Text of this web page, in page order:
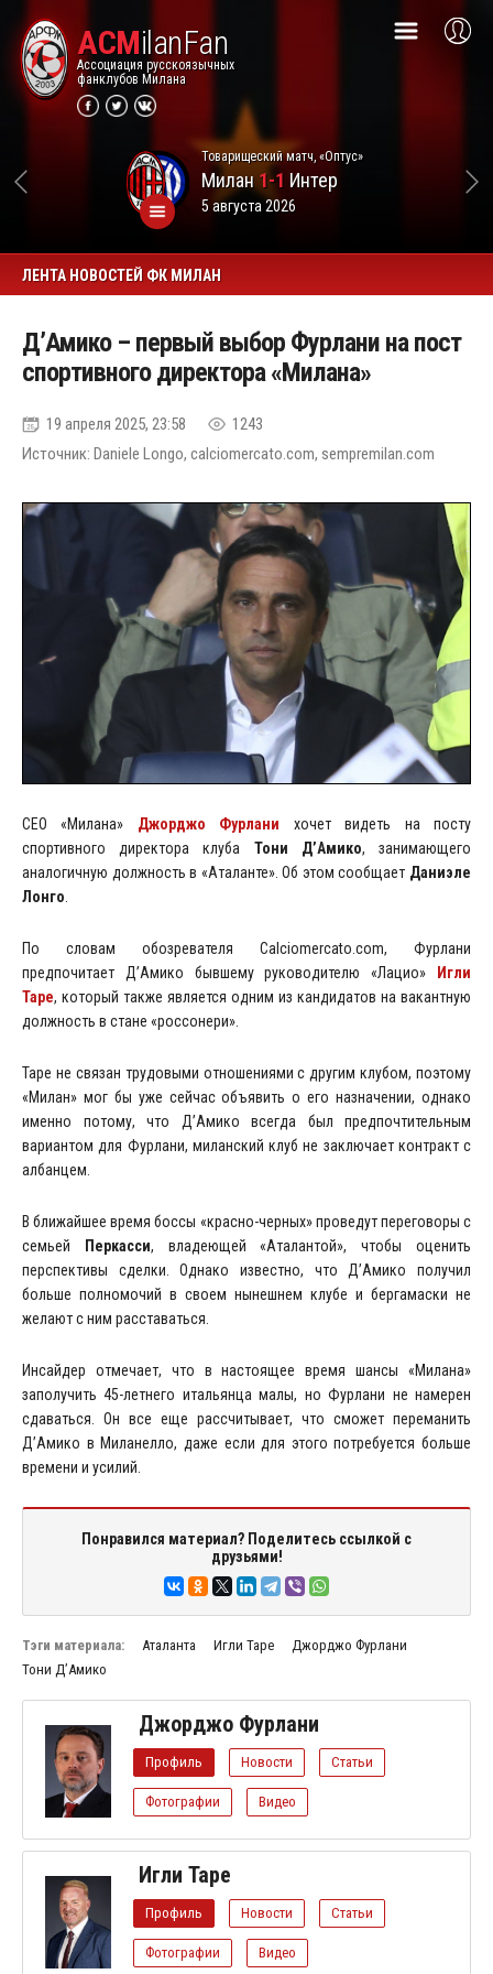
ACMilanFan
Ассоциация русскоязычных
фанклубов Милана
Товарищеский матч, «Оптус»
Милан1-1 Интер
5 августа 2026
ЛЕНТА НОВОСТЕЙ ФК МИЛАН
Д’Амико – первый выбор Фурлани на пост
спортивного директора «Милана»
19 апреля 2025, 23:58
1243
Источник: Daniele Longo, calciomercato.com, sempremilan.com
CEO «Милана» Джорджо Фурлани хочет видеть на посту
спортивного директора клуба Тони Д’Амико, занимающего
аналогичную должность в «Аталанте». Об этом сообщает Даниэле
Лонго
По словам обозревателя Calciomercato.com, Фурлани
предпочитает Д’Амико бывшему руководителю «Лацио»
Игли
Таре, который также является одним из кандидатов на вакантную
должность в стане «россонери».
Таре не связан трудовыми отношениями с другим клубом, поэтому
«Милан» мог бы уже сейчас объявить о его назначении, однако
именно потому, что Д’Амико всегда был предпочтительным
вариантом для Фурлани, миланский клуб не заключает контракт с
албанцем.
В ближайшее время боссы «красно-черных» проведут переговоры с
семьей
Перкасси, владеющей «Аталантой», чтобы оценить
перспективы сделки. Однако известно, что Д’Амико получил
больше полномочий в своем нынешнем клубе и бергамаски не
желают с ним расставаться.
Инсайдер отмечает, что в настоящее время шансы «Милана»
заполучить 45-летнего итальянца малы, но Фурлани не намерен
сдаваться. Он все еще рассчитывает, что сможет переманить
Д’Амико в Миланелло, даже если для этого потребуется больше
времени и усилий.
Понравился материал? Поделитесь ссылкой с
друзьями!
Тэги материала: Аталанта Игли Таре
Джорджо Фурлани
Тони Д’Амико
Джорджо Фурлани
Профиль Новости Статьи
Фотографии Видео
Игли Таре
Профиль Новости Статьи
Фотографии Видео